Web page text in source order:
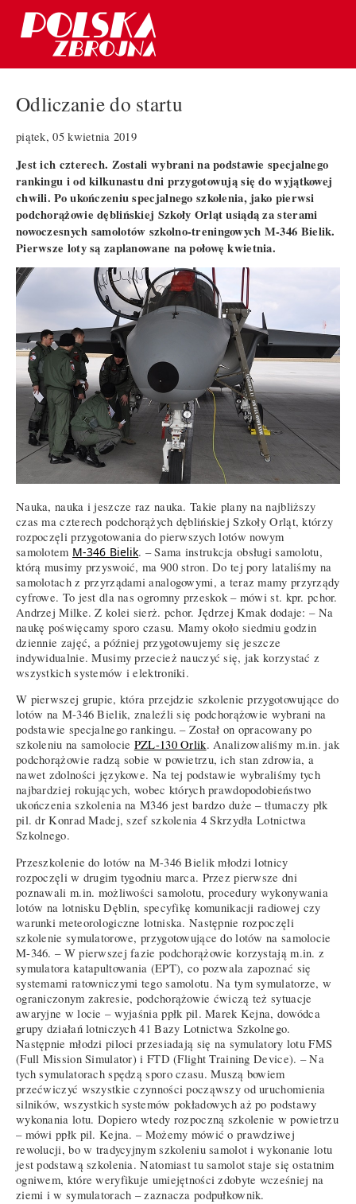
Odliczanie do startu
piątek, 05 kwietnia 2019
Jest ich czterech. Zostali wybrani na podstawie specjalnego
rankingu i od kilkunastu dni przygotowują się do wyjątkowej
chwili. Po ukończeniu specjalnego szkolenia, jako pierwsi
podchorążowie dęblińskiej Szkoły Orląt usiądą za sterami
nowoczesnych samolotów szkolno-treningowych M-346 Bielik.
Pierwsze loty są zaplanowane na połowę kwietnia.
Nauka, nauka i jeszcze raz nauka. Takie plany na najbliższy
czas ma czterech podchorążych dęblińskiej Szkoły Orląt, którzy
rozpoczęli przygotowania do pierwszych lotów nowym
samolotem M-346 Bielik. – Sama instrukcja obsługi samolotu,
którą musimy przyswoić, ma 900 stron. Do tej pory lataliśmy na
samolotach z przyrządami analogowymi, a teraz mamy przyrządy
cyfrowe. To jest dla nas ogromny przeskok – mówi st. kpr. pchor.
Andrzej Milke. Z kolei sierż. pchor. Jędrzej Kmak dodaje: – Na
naukę poświęcamy sporo czasu. Mamy około siedmiu godzin
dziennie zajęć, a później przygotowujemy się jeszcze
indywidualnie. Musimy przecież nauczyć się, jak korzystać z
wszystkich systemów i elektroniki.
W pierwszej grupie, która przejdzie szkolenie przygotowujące do
lotów na M-346 Bielik, znaleźli się podchorążowie wybrani na
podstawie specjalnego rankingu. – Został on opracowany po
szkoleniu na samolocie PZL-130 Orlik. Analizowaliśmy m.in. jak
podchorążowie radzą sobie w powietrzu, ich stan zdrowia, a
nawet zdolności językowe. Na tej podstawie wybraliśmy tych
najbardziej rokujących, wobec których prawdopodobieństwo
ukończenia szkolenia na M346 jest bardzo duże – tłumaczy płk
pil. dr Konrad Madej, szef szkolenia 4 Skrzydła Lotnictwa
Szkolnego.
Przeszkolenie do lotów na M-346 Bielik młodzi lotnicy
rozpoczęli w drugim tygodniu marca. Przez pierwsze dni
poznawali m.in. możliwości samolotu, procedury wykonywania
lotów na lotnisku Dęblin, specyfikę komunikacji radiowej czy
warunki meteorologiczne lotniska. Następnie rozpoczęli
szkolenie symulatorowe, przygotowujące do lotów na samolocie
M-346. – W pierwszej fazie podchorążowie korzystają m.in. z
symulatora katapultowania (EPT), co pozwala zapoznać się
systemami ratowniczymi tego samolotu. Na tym symulatorze, w
ograniczonym zakresie, podchorążowie ćwiczą też sytuacje
awaryjne w locie – wyjaśnia ppłk pil. Marek Kejna, dowódca
grupy działań lotniczych 41 Bazy Lotnictwa Szkolnego.
Następnie młodzi piloci przesiadają się na symulatory lotu FMS
(Full Mission Simulator) i FTD (Flight Training Device). – Na
tych symulatorach spędzą sporo czasu. Muszą bowiem
przećwiczyć wszystkie czynności począwszy od uruchomienia
silników, wszystkich systemów pokładowych aż po podstawy
wykonania lotu. Dopiero wtedy rozpoczną szkolenie w powietrzu
– mówi ppłk pil. Kejna. – Możemy mówić o prawdziwej
rewolucji, bo w tradycyjnym szkoleniu samolot i wykonanie lotu
jest podstawą szkolenia. Natomiast tu samolot staje się ostatnim
ogniwem, które weryfikuje umiejętności zdobyte wcześniej na
ziemi i w symulatorach – zaznacza podpułkownik.